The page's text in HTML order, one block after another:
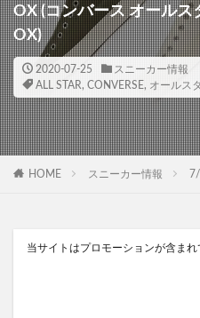
OX (コンバース オールス
OX)
2020-07-25
スニーカー情報
ALL STAR, CONVERSE, オールス
HOME スニーカー情報
当サイトはプロモーションが含まれ